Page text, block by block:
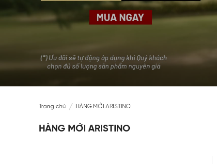
Trang chủ HÀNG MỚI ARISTINO
HÀNG MỚI ARISTINO